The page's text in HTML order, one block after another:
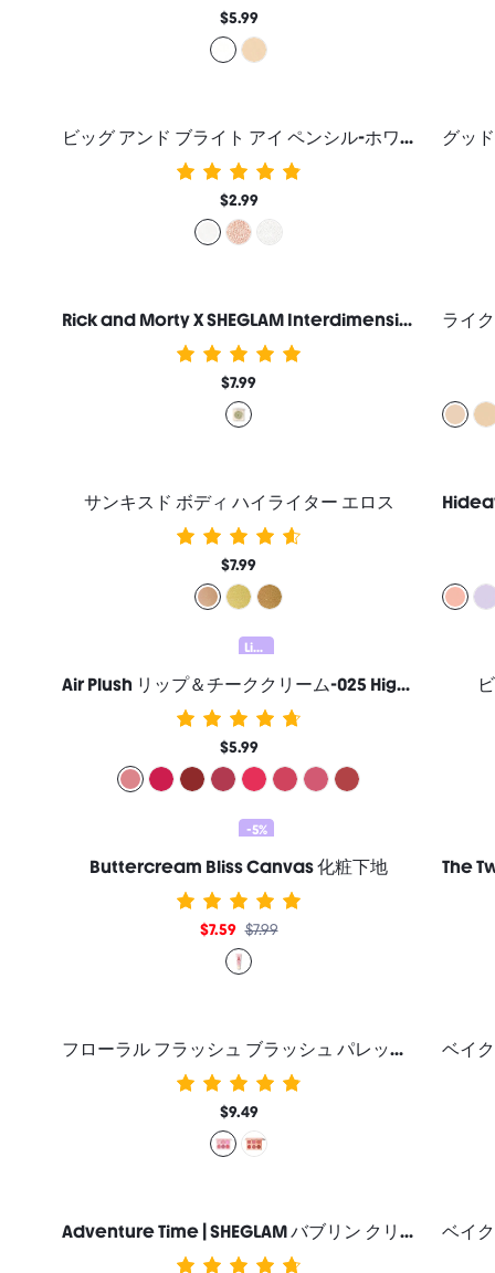
$5.99
ビッグ アンド ブライト アイ ペンシル-ホワイト
$2.99
Rick and Morty X SHEGLAM Interdimensional ハイライター
$7.99
サンキスド ボディ ハイライター エロス
$7.99
Lip & Cheek 20% OFF
Air Plush リップ＆チーククリーム-025 High Winds マルチユース リキッドチーク＆リップスティック
$5.99
-5%
Buttercream Bliss Canvas 化粧下地
$7.59 $7.99
フローラル フラッシュ ブラッシュ パレット-ブラッシング ブーケ
$9.49
Adventure Time | SHEGLAM バブリン クリーム ブラッシュ デュオ